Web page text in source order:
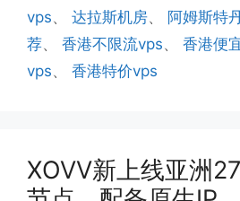
vps、 达拉斯机房、 阿姆斯特
荐、 香港不限流vps、 香港便
vps、 香港特价vps
XOVV新上线亚洲